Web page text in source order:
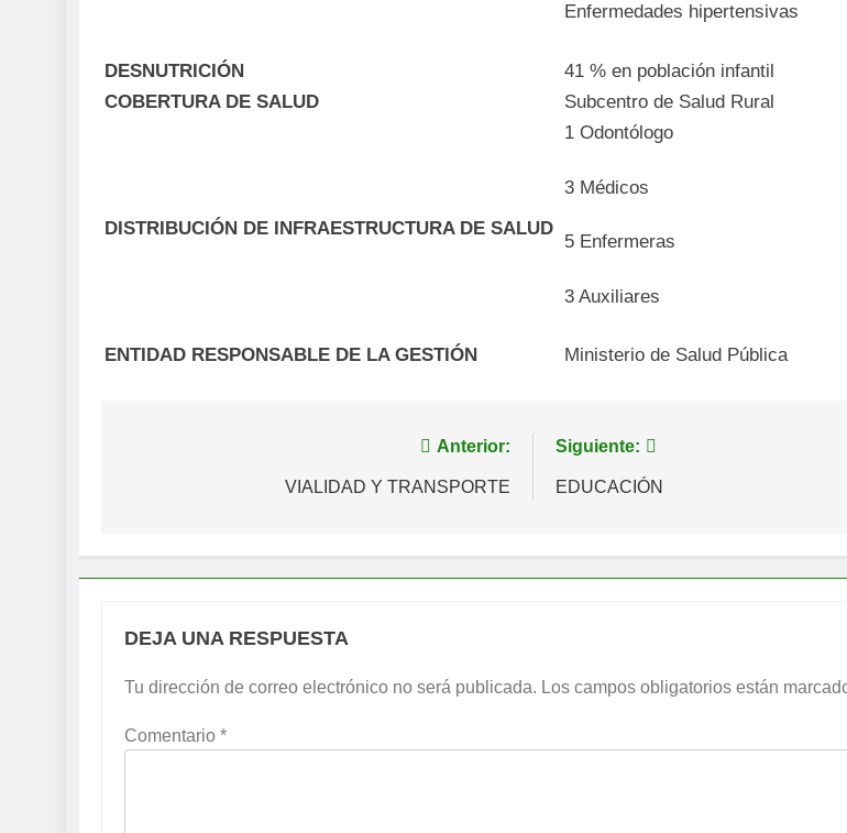
Enfermedades hipertensivas
DESNUTRICIÓN
41 % en población infantil
COBERTURA DE SALUD
Subcentro de Salud Rural
DISTRIBUCIÓN DE INFRAESTRUCTURA DE SALUD
1 Odontólogo
3 Médicos
5 Enfermeras
3 Auxiliares
ENTIDAD RESPONSABLE DE LA GESTIÓN Ministerio de Salud Pública
Anterior:
VIALIDAD Y TRANSPORTE
Siguiente:
EDUCACIÓN
DEJA UNA RESPUESTA
Tu dirección de correo electrónico no será publicada. Los campos obligatorios están
Comentario *